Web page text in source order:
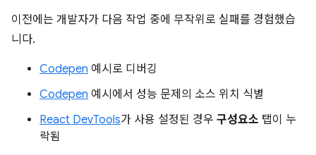
이전에는 개발자가 다음 작업 중에 무작위로 실패를 경험했습
니다.
Codepen 예시로 디버깅
Codepen 예시에서 성능 문제의 소스 위치 식별
React DevTools가 사용 설정된 경우 구성요소 탭이 누
락됨